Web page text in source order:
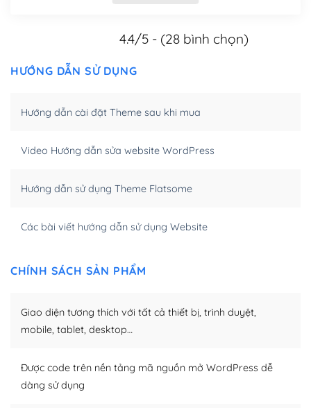
hóa nội dung cho SEO.
Khi bạn dùng WordPress để thiết kế web thì trang web
– Dễ dàng tùy chỉnh, sửa chữa
Khi bạn sử dụng WordPress, thì vấn đề giao diện của
trở nên hấp dẫn và đơn giản hơn.
tìm kiếm chúng trên Internet hoặc nhờ chuyên gia.
4.4/5 - (28 bình chọn)
HƯỚNG DẪN SỬ DỤNG
Hướng dẫn cài đặt Theme sau khi mua
Video Hướng dẫn sửa website WordPress
Hướng dẫn sử dụng Theme Flatsome
Các bài viết hướng dẫn sử dụng Website
CHÍNH SÁCH SẢN PHẨM
Giao diện tương thích với tất cả thiết bị, trình duyệt,
mobile, tablet, desktop…
Được code trên nền tảng mã nguồn mở WordPress dễ
dàng sử dụng